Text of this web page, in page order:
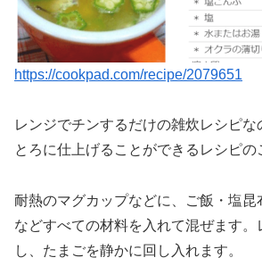
https://cookpad.com/recipe/2079651
レンジでチンするだけの雑炊レシピ
とろに仕上げることができるレシピの
耐熱のマグカップなどに、ご飯・塩昆
などすべての材料を入れて混ぜます。
し、たまごを静かに回し入れます。